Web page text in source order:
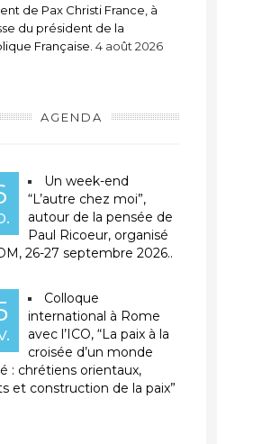
de Pax Christi France, à
du président de la
Française. 4 août 2026
AGENDA
Un week-end
“L’autre chez moi”,
autour de la pensée de
Paul Ricoeur, organisé
26-27 septembre 2026..
Colloque
international à Rome
avec l’ICO, “La paix à la
croisée d’un monde
: chrétiens orientaux,
et construction de la paix”